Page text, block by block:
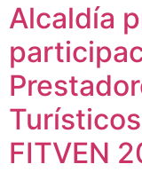
Alcaldía
FITVEN